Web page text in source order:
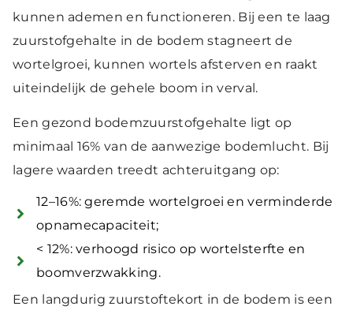
kunnen ademen en functioneren. Bij een te laag
zuurstofgehalte in de bodem stagneert de
wortelgroei, kunnen wortels afsterven en raakt
uiteindelijk de gehele boom in verval.
Een gezond bodemzuurstofgehalte ligt op
minimaal 16% van de aanwezige bodemlucht. Bij
lagere waarden treedt achteruitgang op:
12–16%: geremde wortelgroei en verminderde
opnamecapaciteit;
< 12%: verhoogd risico op wortelsterfte en
boomverzwakking.
Een langdurig zuurstoftekort in de bodem is een